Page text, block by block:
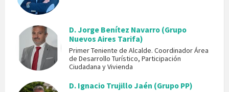
D. Jorge Benítez Navarro (Grupo
Nuevos Aires Tarifa)
Primer Teniente de Alcalde. Coordinador Área
de Desarrollo Turístico, Participación
Ciudadana y Vivienda
D. Ignacio Trujillo Jaén (Grupo PP)